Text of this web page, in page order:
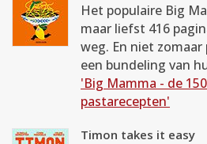
Het populaire Big
maar liefst 416
weg. En niet
een bundeling van
'Big Mamma - de
pastarecepten'
Timon takes it easy